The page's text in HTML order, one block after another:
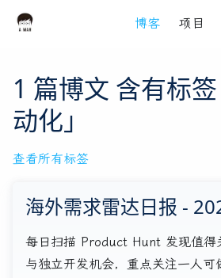
博客 项目
1 篇博文 含有标
动化」
查看所有标签
海外需求雷达日报 -
每日扫描 Product Hunt 发现值得
与独立开发机会，重点关注一人可